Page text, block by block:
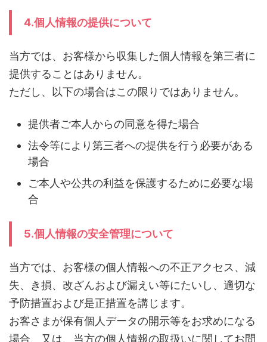
4.個人情報の提供について
当方では、お客様から収集した個人情報を第三者に
提供することはありません。
ただし、以下の場合はこの限りではありません。
提供者ご本人からの同意を得た場合
法令等により第三者への提供を行う必要がある
場合
ご本人や公共の利益を保護するために必要な場
合
5.個人情報の安全管理について
当方では、お客様の個人情報への不正アクセス、減
失、き損、改ざんおよび漏えい等にたいし、適切な
予防措置および是正措置を講じます。
お客さまが保有個人データの開示等をお求めになる
場合、又は、当方の個人情報の取扱いに関してお問